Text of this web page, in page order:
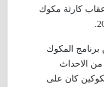
كارثة مكوك
برنامج المكوك
من الاحداث
كان على